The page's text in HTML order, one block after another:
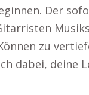
Der
zu
dabei, deine